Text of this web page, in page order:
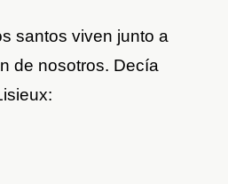
santos viven junto a
de nosotros. Decía